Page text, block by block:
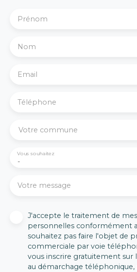
Prénom
Nom
Email
Téléphone
Votre commune
-
Vous souhaitez
Votre message
J'accepte le traitement de
personnelles conformément
souhaitez pas faire l'objet de
commerciale par voie
vous inscrire gratuitement sur
au démarchage